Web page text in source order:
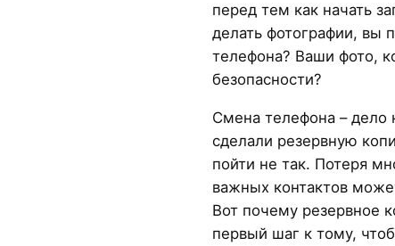
перед тем как начать
делать фотографии, вы
телефона? Ваши фото,
безопасности?
Смена телефона –
сделали резервную
пойти не так. Потеря
важных контактов
Вот почему резервное
первый шаг к тому,